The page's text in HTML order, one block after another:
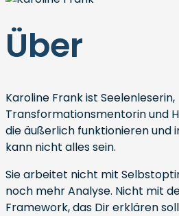
Über
Karoline Frank ist Seelenleserin,
Transformationsmentorin und
die äußerlich funktionieren und
kann nicht alles sein.
Sie arbeitet nicht mit
noch mehr Analyse. Nicht mit
Framework, das Dir erklären